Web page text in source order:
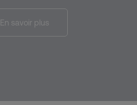
En savoir plus